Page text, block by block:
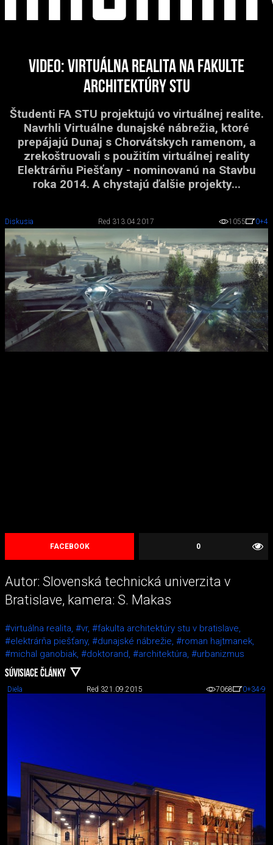
Video: virtuálna realita na Fakulte
architektúry STU
Študenti FA STU projektujú vo virtuálnej realite.
Navrhli Virtuálne dunajské nábrežia, ktoré
prepájajú Dunaj s Chorvátskych ramenom, a
zrekoštruovali s použitím virtuálnej reality
Elektrárňu Piešťany - nominovanú na Stavbu
roka 2014. A chystajú ďalšie projekty...
Diskusia Red 313.04.2017 1055 0+4
0
FACEBOOK
Autor: Slovenská technická univerzita v
Bratislave, kamera: S. Makas
#virtuálna realita, #vr, #fakulta architektúry stu v bratislave,
#elektrárňa piešťany, #dunajské nábrežie, #roman hajtmanek,
#michal ganobiak, #doktorand, #architektúra, #urbanizmus
SÚVISIACE ČLÁNKY
Diela Red 321.09.2015 7068 0+34-9